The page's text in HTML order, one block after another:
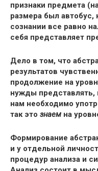
признаки предмета
размера был
сознании все равно
себя представляет
Дело в том, что
результатов
продолжение на
нужды представлять,
нам необходимо
так это знаем на
Формирование
и у отдельной
процедур анализа и